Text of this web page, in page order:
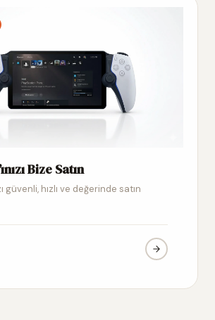
Bize Satın
güvenli, hızlı ve değerinde satın